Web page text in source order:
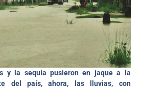
y la sequía pusieron en jaque a la
del país, ahora, las lluvias, con